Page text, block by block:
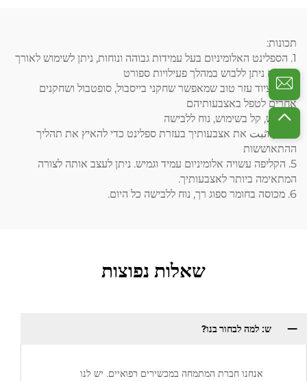
תכונות:
1. הספלינט האלומיניום בעל עמידות גבוהה ונוחות, ניתן לשימוש לאורך
זמן, וגם ניתן ללבוש במהלך פעילויות ספורט
2. זהו ציוד עזר טוב שמאפשר שחקני בייסבול, סופטבול ושחקנים
אחרים לטפל באצבעותיהם
3. גמיש, קל בשימוש, נוח ללבישה
4. הגן וثبت את אצבעותיך בעזרת ספלינט כדי להאיץ את תהליך
ההתאוששות
5. הקליפה עשויה אלומיניום עמיד וגמיש. ניתן לעצב אותה לצורה
המתאימה ביותר לאצבעותיך.
6. מכוסה בחומר ספוג רך, נוח ללבישה כל היום.
שאלות נפוצות
ש: למה לבחור בנו?
אנחנו חברת המתמחה במכשירים רפואיים. יש לנו